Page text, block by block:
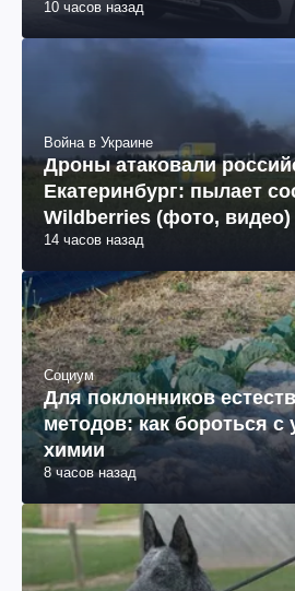
10 часов назад
Война в Украине
Дроны атаковали
Екатеринбург: пылает
Wildberries (фото, видео)
14 часов назад
Социум
Для поклонников
методов: как бороться с
химии
8 часов назад